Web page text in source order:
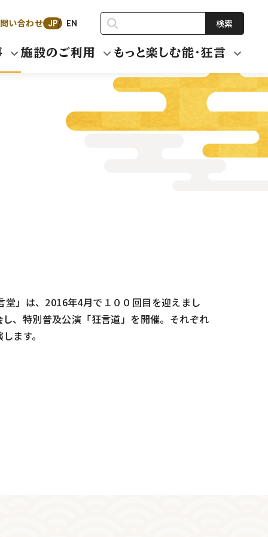
い合わせ JP EN 検索
施設のご利用 もっと楽しむ能・狂言
」は、2016年4月で１００回目を迎えまし
、特別普及公演「狂言道」を開催。それぞれ
ます。